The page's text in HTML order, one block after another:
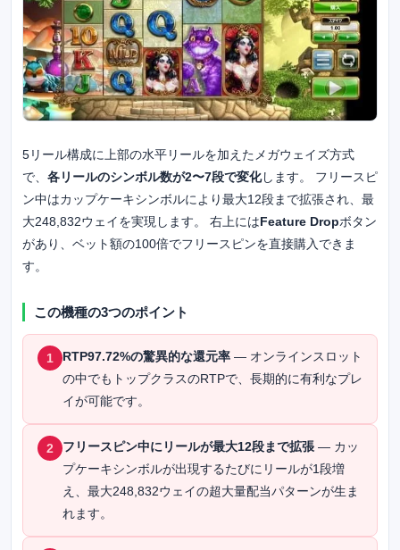
5リール構成に上部の水平リールを加えたメガウェイズ方式
で、 各リールのシンボル数が2〜7段で変化します。 フリースピ
ン中はカップケーキシンボルにより最大12段まで拡張され、最
大248,832ウェイを実現します。 右上にはFeature Dropボタン
があり、ベット額の100倍でフリースピンを直接購入できま
す。
この機種の3つのポイント
1 RTP97.72%の驚異的な還元率 — オンラインスロット
の中でもトップクラスのRTPで、長期的に有利なプレ
イが可能です。
2 フリースピン中にリールが最大12段まで拡張 — カッ
プケーキシンボルが出現するたびにリールが1段増
え、最大248,832ウェイの超大量配当パターンが生ま
れます。